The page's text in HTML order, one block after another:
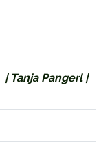
| Tanja Pangerl |